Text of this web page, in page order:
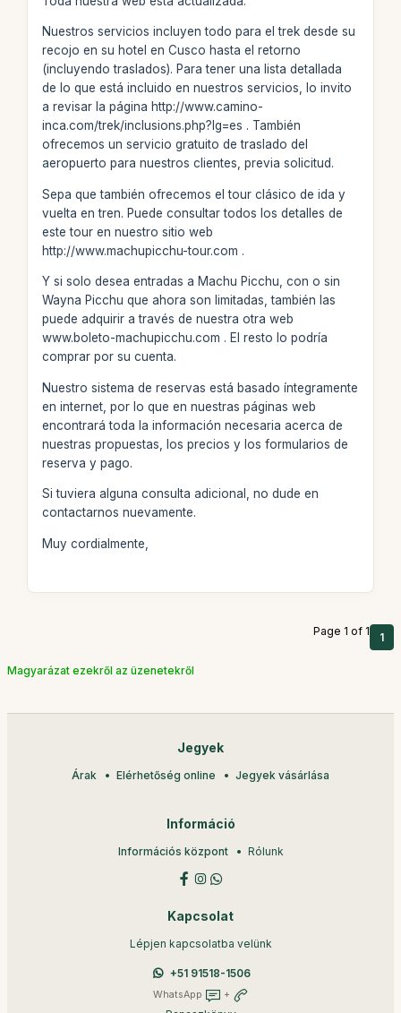
Nuestros servicios incluyen todo para el trek desde su
recojo en su hotel en Cusco hasta el retorno
(incluyendo traslados). Para tener una lista detallada
de lo que está incluido en nuestros servicios, lo invito
a revisar la página http://www.camino-
inca.com/trek/inclusions.php?lg=es . También
ofrecemos un servicio gratuito de traslado del
aeropuerto para nuestros clientes, previa solicitud.
Sepa que también ofrecemos el tour clásico de ida y
vuelta en tren. Puede consultar todos los detalles de
este tour en nuestro sitio web
http://www.machupicchu-tour.com .
Y si solo desea entradas a Machu Picchu, con o sin
Wayna Picchu que ahora son limitadas, también las
puede adquirir a través de nuestra otra web
www.boleto-machupicchu.com . El resto lo podría
comprar por su cuenta.
Nuestro sistema de reservas está basado íntegramente
en internet, por lo que en nuestras páginas web
encontrará toda la información necesaria acerca de
nuestras propuestas, los precios y los formularios de
reserva y pago.
Si tuviera alguna consulta adicional, no dude en
contactarnos nuevamente.
Muy cordialmente,
Page 1 of 1 1
Magyarázat ezekről az üzenetekről
Jegyek
Árak Elérhetőség online Jegyek vásárlása
Információ
Információs központ Rólunk
Kapcsolat
Lépjen kapcsolatba velünk
+51 91518-1506
WhatsApp +